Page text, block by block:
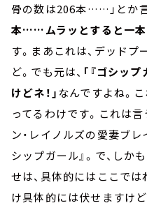
骨の数は206本……」とか
本……ムラッとすると一本
す。まあこれは、デッド
ど。でも元は、 「『ゴシッ
けどネ！」 なんですよね。
ってるわけです。これは
ン・レイノルズの愛妻ブレ
シップガール』。で、しか
せは、具体的にはここで
け具体的には伏せますけ